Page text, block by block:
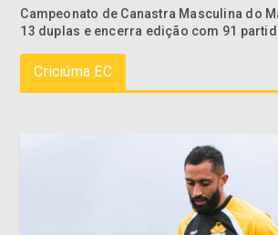
Campeonato de Canastra Masculina do
13 duplas e encerra edição com 91
Criciúma EC